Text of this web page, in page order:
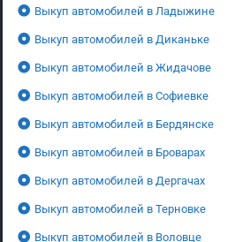
Выкуп автомобилей в Ладыжине
Выкуп автомобилей в Диканьке
Выкуп автомобилей в Жидачове
Выкуп автомобилей в Софиевке
Выкуп автомобилей в Бердянске
Выкуп автомобилей в Броварах
Выкуп автомобилей в Дергачах
Выкуп автомобилей в Терновке
Выкуп автомобилей в Воловце